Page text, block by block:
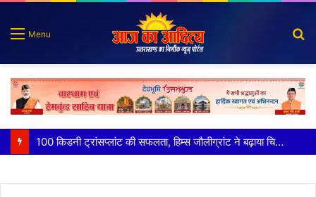
Menu
पात्र लोगों को सरकारी योजनाओं का सीधे मिल रहा लाभः धामी